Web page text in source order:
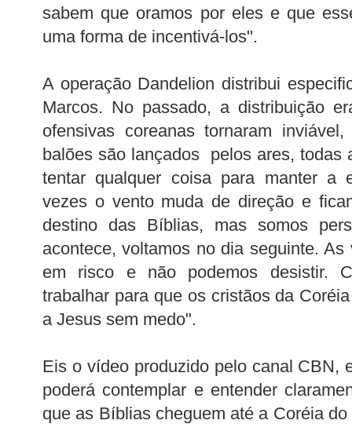
sabem que oramos por eles e que
uma forma de incentivá-los".
A operação Dandelion distribui
Marcos. No passado, a distribuição
ofensivas coreanas tornaram
balões são lançados pelos ares, todas
tentar qualquer coisa para manter a
vezes o vento muda de direção e
destino das Bíblias, mas somos
acontece, voltamos no dia seguinte.
em risco e não podemos desistir.
trabalhar para que os cristãos da
a Jesus sem medo".
Eis o vídeo produzido pelo canal CBN,
poderá contemplar e entender
que as Bíblias cheguem até a Coréia